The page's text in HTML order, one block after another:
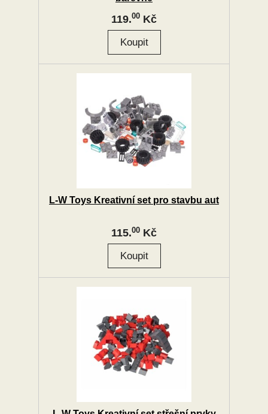
119.00 Kč
L-W Toys Kreativní set pro stavbu aut
115.00 Kč